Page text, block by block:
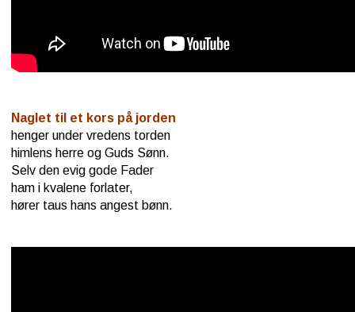
Naglet til et kors på jorden
henger under vredens torden
himlens herre og Guds Sønn.
Selv den evig gode Fader
ham i kvalene forlater,
hører taus hans angest bønn.